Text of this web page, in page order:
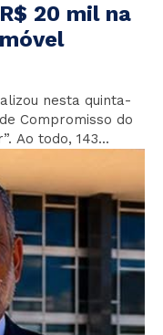
20 mil na
nesta quinta-
Compromisso do
Ao todo, 143...